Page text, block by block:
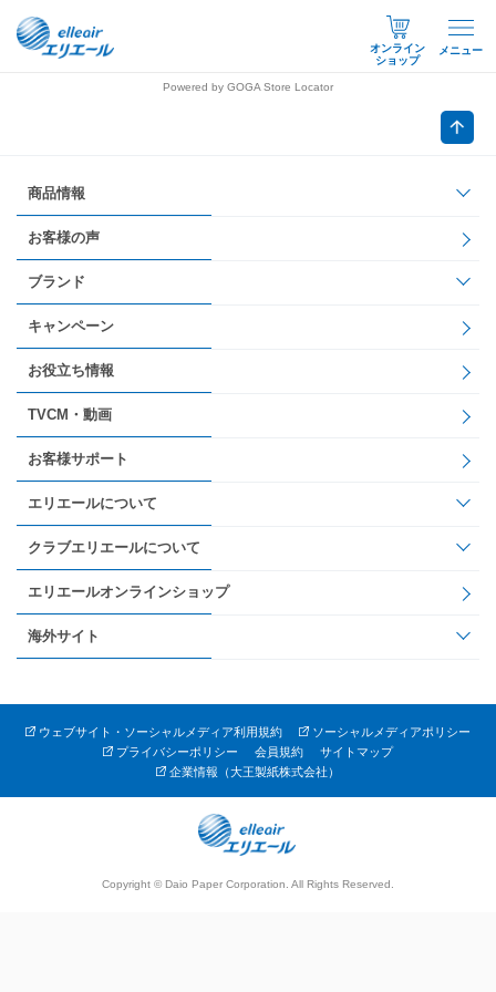
オンライン
ショップ
メニュー
Powered by GOGA Store Locator
商品情報
お客様の声
ブランド
キャンペーン
お役立ち情報
TVCM・動画
お客様サポート
エリエールについて
クラブエリエールについて
エリエールオンラインショップ
海外サイト
ウェブサイト・ソーシャルメディア利用規約
ソーシャルメディアポリシー
プライバシーポリシー
会員規約
サイトマップ
企業情報（大王製紙株式会社）
Copyright © Daio Paper Corporation. All Rights Reserved.